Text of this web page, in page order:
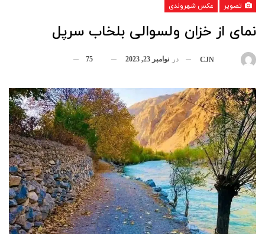
تصویر عکس شهروندی
نمای از خزان ولسوالی بلخاب سرپل
CJN در نوامبر 23, 2023 75